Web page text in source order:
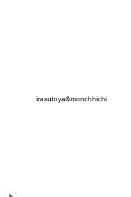
irasutoya&monchhichi